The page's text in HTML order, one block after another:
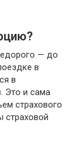
— до
в
в
Это и сама
страхового
страховой